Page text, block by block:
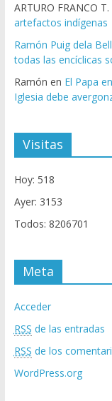
ARTURO FRANCO T.
artefactos indígenas
Ramón Puig dela
todas las encíclicas
Ramón en El Papa
Iglesia debe
Visitas
Hoy: 518
Ayer: 3153
Todos: 8206701
Meta
Acceder
RSS de las entradas
RSS de los
WordPress.org